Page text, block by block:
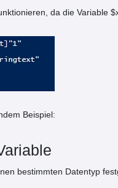
da die Variable
Beispiel:
bestimmten Datentyp